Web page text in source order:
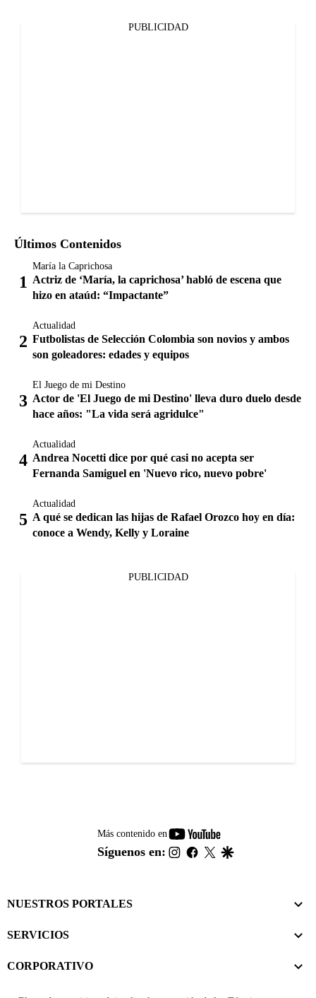
PUBLICIDAD
Últimos Contenidos
María la Caprichosa
Actriz de ‘María, la caprichosa’ habló de escena que
hizo en ataúd: “Impactante”
Actualidad
Futbolistas de Selección Colombia son novios y ambos
son goleadores: edades y equipos
El Juego de mi Destino
Actor de 'El Juego de mi Destino' lleva duro duelo desde
hace años: "La vida será agridulce"
Actualidad
Andrea Nocetti dice por qué casi no acepta ser
Fernanda Samiguel en 'Nuevo rico, nuevo pobre'
Actualidad
A qué se dedican las hijas de Rafael Orozco hoy en día:
conoce a Wendy, Kelly y Loraine
PUBLICIDAD
Más contenido en
youtube-
footer
Síguenos en: instagram
facebook
twitter
NUESTROS PORTALES
SERVICIOS
CORPORATIVO